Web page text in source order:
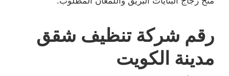
رقم شركة تنظيف شقق
مدينة الكويت